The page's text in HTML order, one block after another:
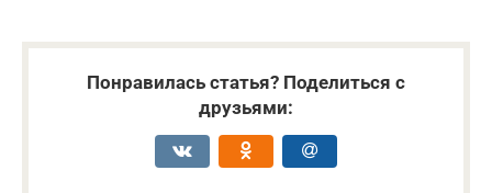
Понравилась статья? Поделиться с
друзьями: